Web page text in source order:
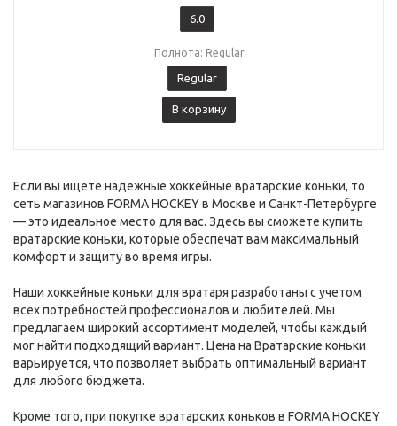
6.0
Полнота: Regular
Regular
В корзину
Если вы ищете надежные хоккейные вратарские коньки, то
сеть магазинов FORMA HOCKEY в Москве и Санкт-Петербурге
— это идеальное место для вас. Здесь вы сможете купить
вратарские коньки, которые обеспечат вам максимальный
комфорт и защиту во время игры.
Наши хоккейные коньки для вратаря разработаны с учетом
всех потребностей профессионалов и любителей. Мы
предлагаем широкий ассортимент моделей, чтобы каждый
мог найти подходящий вариант. Цена на Вратарские коньки
варьируется, что позволяет выбрать оптимальный вариант
для любого бюджета.
Кроме того, при покупке вратарских коньков в FORMA HOCKEY